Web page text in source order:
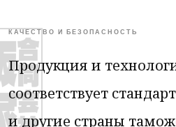
КАЧЕСТВО И БЕЗОПАСНОСТЬ
Продукция и
соответствует
и другие страны